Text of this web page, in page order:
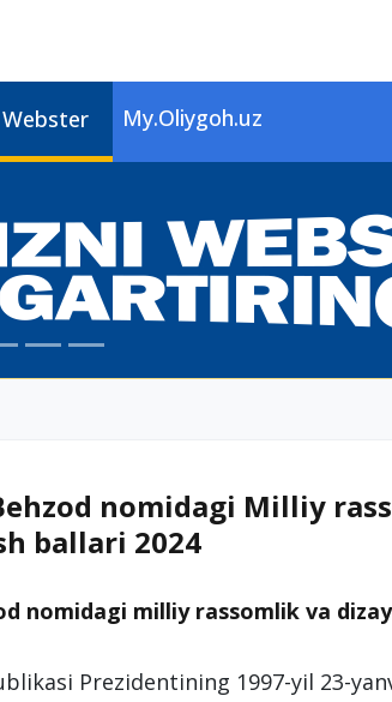
Webster My.Oliygoh.uz
nomidagi Milliy
ballari 2024
nomidagi milliy rassomlik va
Prezidentining 1997-yil 23-